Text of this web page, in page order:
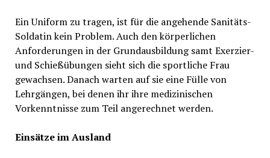
Ein Uniform zu tragen, ist für die angehende Sanitäts-
Soldatin kein Problem. Auch den körperlichen
Anforderungen in der Grundausbildung samt Exerzier-
und Schießübungen sieht sich die sportliche Frau
gewachsen. Danach warten auf sie eine Fülle von
Lehrgängen, bei denen ihr ihre medizinischen
Vorkenntnisse zum Teil angerechnet werden.
Einsätze im Ausland